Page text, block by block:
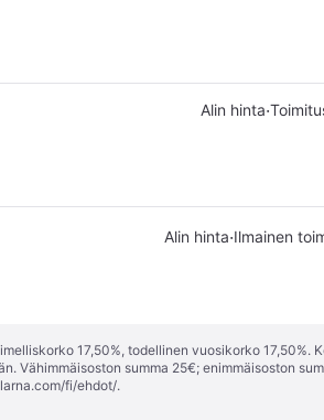
Alin hinta·
Alin hinta·Ilmainen
17,50%, todellinen vuosikorko 17,50%.
summa 25€; enimmäisoston
fi/ehdot/.